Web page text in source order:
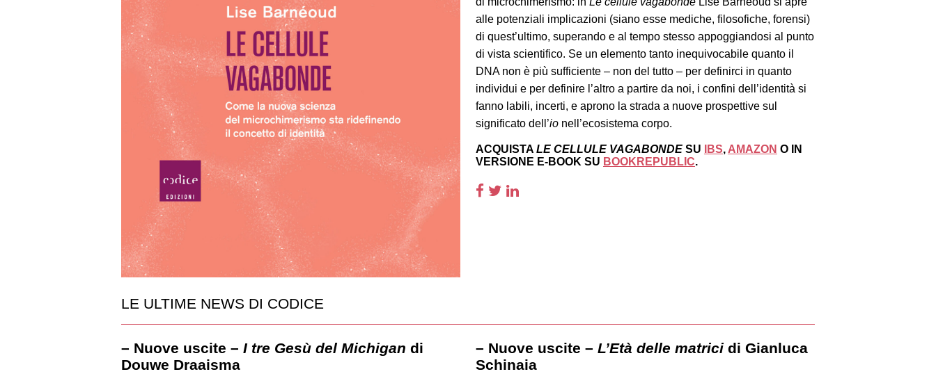
alle potenziali implicazioni (siano esse mediche, filosofiche, forensi)
di quest’ultimo, superando e al tempo stesso appoggiandosi al punto
di vista scientifico. Se un elemento tanto inequivocabile quanto il
DNA non è più sufficiente – non del tutto – per definirci in quanto
individui e per definire l’altro a partire da noi, i confini dell’identità si
fanno labili, incerti, e aprono la strada a nuove prospettive sul
significato dell’ionell’ecosistema corpo.
ACQUISTA LE CELLULE VAGABONDE SU IBS, AMAZON O IN
VERSIONE E-BOOK SU BOOKREPUBLIC.
LE ULTIME NEWS DI CODICE
– Nuove uscite – I tre Gesù del Michigan di
Douwe Draaisma
– Nuove uscite – L’Età delle matricidi Gianluca
Schinaia